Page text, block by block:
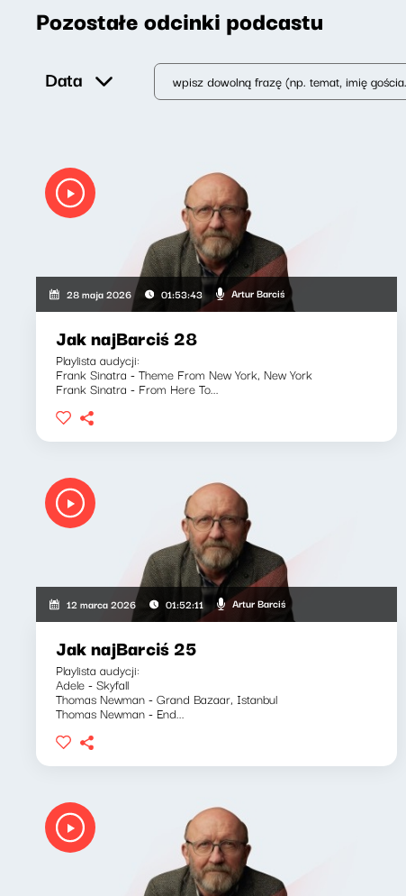
Pozostałe odcinki podcastu
Data
28 maja 2026 01:53:43 Artur Barciś
Jak najBarciś 28
Playlista audycji:
Frank Sinatra - Theme From New York, New York
Frank Sinatra - From Here To...
12 marca 2026 01:52:11 Artur Barciś
Jak najBarciś 25
Playlista audycji:
Adele - Skyfall
Thomas Newman - Grand Bazaar, Istanbul
Thomas Newman - End...